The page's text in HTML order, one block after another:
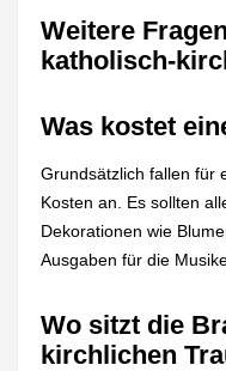
Weitere
katholisch-
Was kostet
Grundsätzlich fallen für
Kosten an. Es sollten
Dekorationen wie
Ausgaben für die
Wo sitzt die
kirchlichen